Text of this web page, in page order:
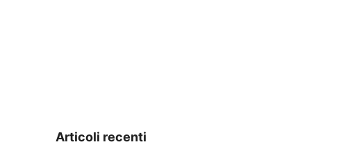
Articoli recenti